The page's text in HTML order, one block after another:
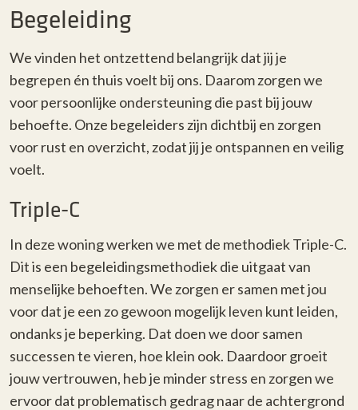
Begeleiding
We vinden het ontzettend belangrijk dat jij je
begrepen én thuis voelt bij ons. Daarom zorgen we
voor persoonlijke ondersteuning die past bij jouw
behoefte. Onze begeleiders zijn dichtbij en zorgen
voor rust en overzicht, zodat jij je ontspannen en veilig
voelt.
Triple-C
In deze woning werken we met de methodiek Triple-C.
Dit is een begeleidingsmethodiek die uitgaat van
menselijke behoeften. We zorgen er samen met jou
voor dat je een zo gewoon mogelijk leven kunt leiden,
ondanks je beperking. Dat doen we door samen
successen te vieren, hoe klein ook. Daardoor groeit
jouw vertrouwen, heb je minder stress en zorgen we
ervoor dat problematisch gedrag naar de achtergrond